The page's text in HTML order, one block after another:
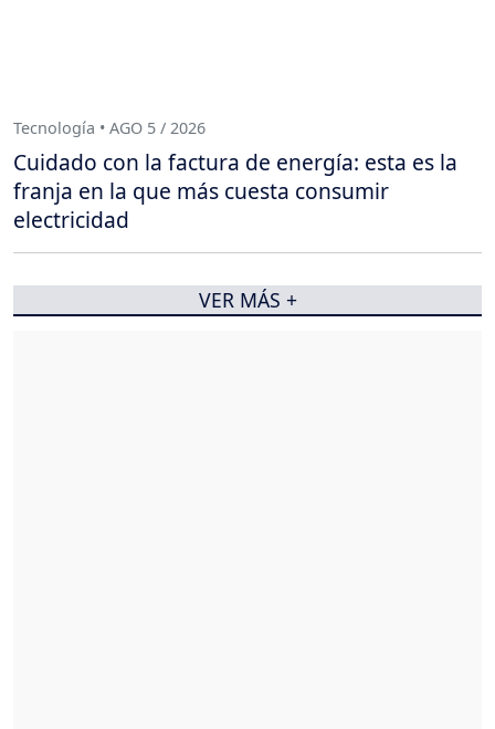
Tecnología • AGO 5 / 2026
Cuidado con la factura de energía: esta es la
franja en la que más cuesta consumir
electricidad
VER MÁS +